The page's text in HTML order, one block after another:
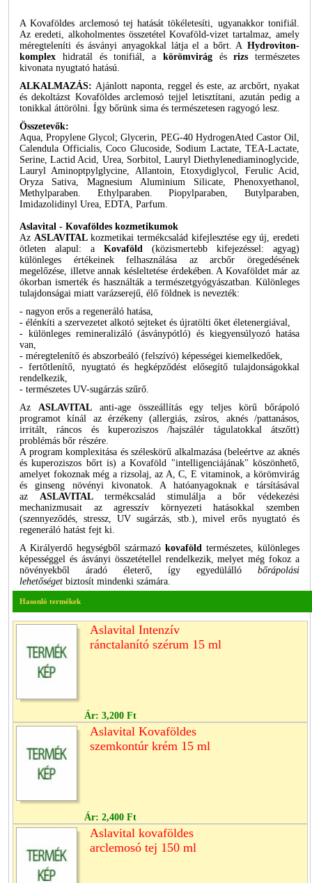
A Kovaföldes arclemosó tej hatását tökéletesíti, ugyanakkor tonifiál.
Az eredeti, alkoholmentes összetétel Kovaföld-vizet tartalmaz, amely
méregteleníti és ásványi anyagokkal látja el a bőrt. A Hydroviton-
komplex hidratál és tonifiál, a körömvirágésrizs természetes
kivonata nyugtató hatású.
ALKALMAZÁS: Ajánlott naponta, reggel és este, az arcbőrt, nyakat
és dekoltázst Kovaföldes arclemosó tejjel letisztítani, azután pedig a
tonikkal áttörölni. Így bőrünk sima és természetesen ragyogó lesz.
Összetevők:
Aqua, Propylene Glycol; Glycerin, PEG-40 HydrogenAted Castor Oil,
Calendula Officialis, Coco Glucoside, Sodium Lactate, TEA-Lactate,
Serine, Lactid Acid, Urea, Sorbitol, Lauryl Diethylenediaminoglycide,
Lauryl Aminoptpylglycine, Allantoin, Etoxydiglycol, Ferulic Acid,
Oryza Sativa, Magnesium Aluminium Silicate, Phenoxyethanol,
Methylparaben. Ethylparaben. Piopylparaben, Butylparaben,
Imidazolidinyl Urea, EDTA, Parfum.
Aslavital - Kovaföldes kozmetikumok
Az ASLAVITALkozmetikai termékcsalád kifejlesztése egy új, eredeti
ötleten alapul: a Kovaföld (közismertebb kifejezéssel: agyag)
különleges értékeinek felhasználása az arcbőr öregedésének
megelőzése, illetve annak késleltetése érdekében. A Kovaföldet már az
ókorban ismerték és használták a természetgyógyászatban. Különleges
tulajdonságai miatt varázserejű, élő földnek is nevezték:
- nagyon erős a regeneráló hatása,
- élénkíti a szervezetet alkotó sejteket és újratölti őket életenergiával,
- különleges remineralizáló (ásványpótló) és kiegyensúlyozó hatása
van,
- méregtelenítő és abszorbeáló (felszívó) képességei kiemelkedőek,
- fertőtlenítő, nyugtató és hegképződést elősegítő tulajdonságokkal
rendelkezik,
- természetes UV-sugárzás szűrő.
Az ASLAVITAL anti-age összeállítás egy teljes körű bőrápoló
programot kínál az érzékeny (allergiás, zsíros, aknés /pattanásos,
irritált, ráncos és kuperoziszos /hajszálér tágulatokkal átszőtt)
problémás bőr részére.
A program komplexitása és széleskörű alkalmazása (beleértve az aknés
és kuperoziszos bőrt is) a Kovaföld "intelligenciájának" köszönhető,
amelyet fokoznak még a rizsolaj, az A, C, E vitaminok, a körömvirág
és ginseng növényi kivonatok. A hatóanyagoknak e társításával
az ASLAVITALtermékcsalád stimulálja a bőr védekezési
mechanizmusait az agresszív környezeti hatásokkal szemben
(szennyeződés, stressz, UV sugárzás, stb.), mivel erős nyugtató és
regeneráló hatást fejt ki.
A Királyerdő hegységből származó kovaföld természetes, különleges
képességgel és ásványi összetétellel rendelkezik, melyet még fokoz a
növényekből áradó életerő, így egyedülálló bőrápolási
lehetőséget biztosít mindenki számára.
Hasonló termékek
Aslavital Intenzív
ránctalanító szérum 15 ml
Ár: 3,200 Ft
Aslavital Kovaföldes
szemkontúr krém 15 ml
Ár: 2,400 Ft
Aslavital kovaföldes
arclemosó tej 150 ml